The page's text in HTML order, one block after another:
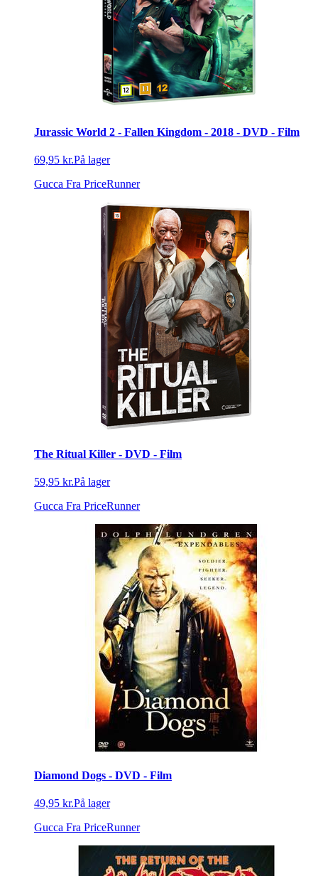
Jurassic World 2 - Fallen Kingdom - 2018 - DVD - Film
69,95 kr.På lager
Gucca Fra PriceRunner
The Ritual Killer - DVD - Film
59,95 kr.På lager
Gucca Fra PriceRunner
Diamond Dogs - DVD - Film
49,95 kr.På lager
Gucca Fra PriceRunner